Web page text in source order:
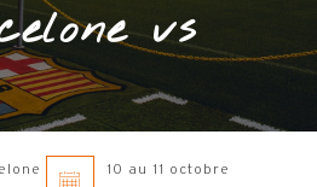
vs
10 au 11 octobre